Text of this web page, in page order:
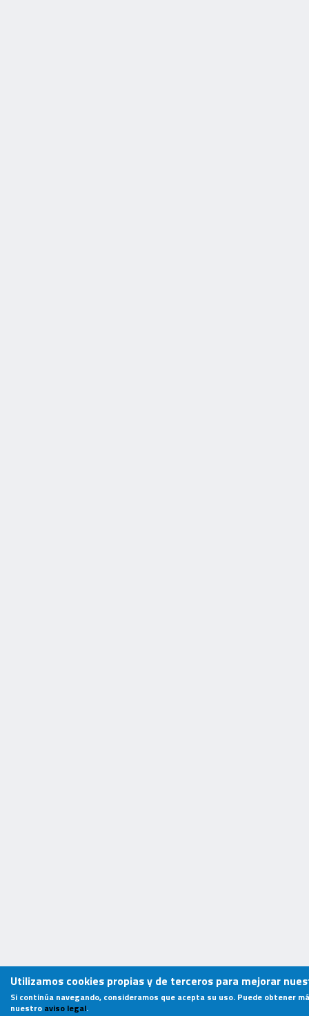
Utilizamos cookies propias y de terceros para mejorar
Si continúa navegando, consideramos que acepta su uso. Puede obtener
nuestro aviso legal.